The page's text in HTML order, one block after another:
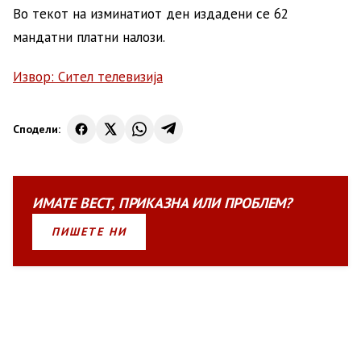
Во текот на изминатиот ден издадени се 62
мандатни платни налози.
Извор: Сител телевизија
Сподели:
ИМАТЕВЕСТ, ПРИКАЗНАИЛИПРОБЛЕМ?
ПИШЕТЕ НИ